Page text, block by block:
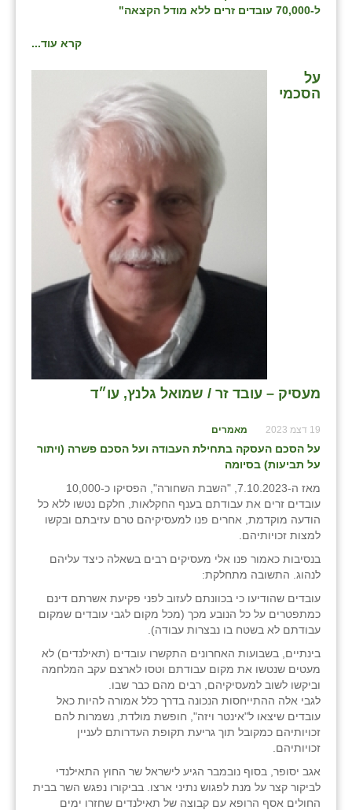
ל-70,000 עובדים זרים ללא מודל הקצאה"
קרא עוד...
על
הסכמי
מעסיק – עובד זר / שמואל גלנץ, עו״ד
19 דצמ 2023 מאמרים
על הסכם העסקה בתחילת העבודה ועל הסכם פשרה (ויתור
על תביעות) בסיומה
מאז ה-7.10.2023, "השבת השחורה", הפסיקו כ-10,000
עובדים זרים את עבודתם בענף החקלאות, חלקם נטשו ללא כל
הודעה מוקדמת, אחרים פנו למעסיקיהם טרם עזיבתם ובקשו
למצות זכויותיהם.
בנסיבות כאמור פנו אלי מעסיקים רבים בשאלה כיצד עליהם
לנהוג. התשובה מתחלקת:
עובדים שהודיעו כי בכוונתם לעזוב לפני פקיעת אשרתם דינם
כמתפטרים על כל הנובע מכך (מכל מקום לגבי עובדים שמקום
עבודתם לא בשטח בו נבצרות עבודה).
בינתיים, בשבועות האחרונים התקשרו עובדים (תאילנדים) לא
מעטים שנטשו את מקום עבודתם וטסו לארצם עקב המלחמה
וביקשו לשוב למעסיקיהם, רבים מהם כבר שבו.
לגבי אלה ההתייחסות הנכונה בדרך כלל אמורה להיות כאל
עובדים שיצאו ל"אינטר ויזה", חופשת מולדת, נשמרות להם
זכויותיהם כמקובל תוך גריעת תקופת העדרותם לעניין
זכויותיהם.
אגב יסופר, בסוף נובמבר הגיע לישראל שר החוץ התאילנדי
לביקור קצר על מנת לפגוש נתיני ארצו. בביקורו נפגש השר בבית
החולים אסף הרופא עם קבוצה של תאילנדים שחזרו ימים